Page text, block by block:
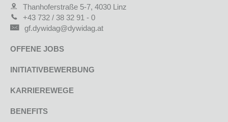
Thanhoferstraße 5-7, 4030 Linz
+43 732 / 38 32 91 - 0
gf.dywidag@dywidag.at
OFFENE JOBS
INITIATIVBEWERBUNG
KARRIEREWEGE
BENEFITS